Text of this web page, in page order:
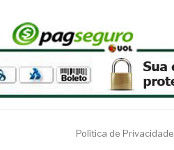
Política de Privacidade